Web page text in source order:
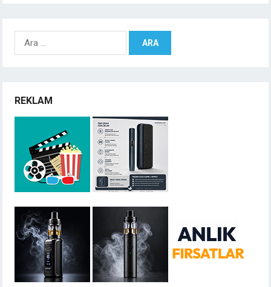
Arama:
REKLAM